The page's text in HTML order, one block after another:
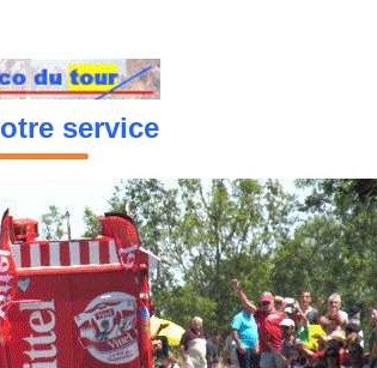
service